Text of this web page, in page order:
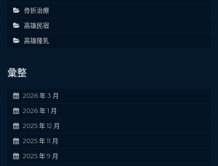
骨折治療
高雄民宿
高雄隆乳
彙整
2026 年 3 月
2026 年 1 月
2025 年 12 月
2025 年 11 月
2025 年 9 月